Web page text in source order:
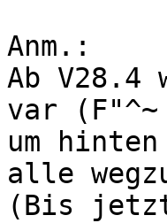
Anm.:
Ab V28.4
var (F"^~
um
alle
(Bis